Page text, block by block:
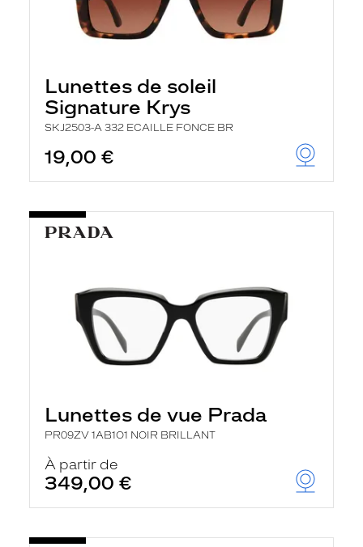
Lunettes de soleil
Signature Krys
SKJ2503-A 332 ECAILLE FONCE BR
19,00 €
Lunettes de vue Prada
PR09ZV 1AB1O1 NOIR BRILLANT
À partir de
349,00 €